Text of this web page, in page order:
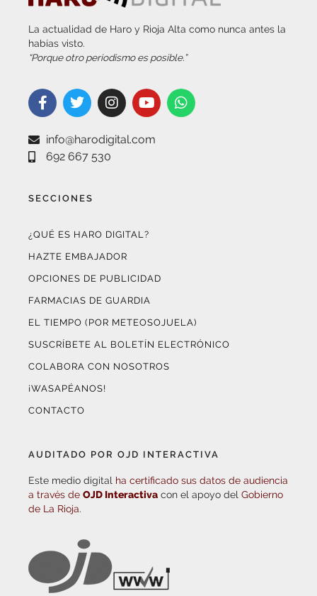
La actualidad de Haro y Rioja Alta como nunca antes la
habías visto.
“Porque otro periodismo es posible.”
info@harodigital.com
692 667 530
SECCIONES
¿QUÉ ES HARO DIGITAL?
HAZTE EMBAJADOR
OPCIONES DE PUBLICIDAD
FARMACIAS DE GUARDIA
EL TIEMPO (POR METEOSOJUELA)
SUSCRÍBETE AL BOLETÍN ELECTRÓNICO
COLABORA CON NOSOTROS
¡WASAPÉANOS!
CONTACTO
AUDITADO POR OJD INTERACTIVA
Este medio digital ha certificado sus datos de audiencia
a través de OJD Interactiva con el apoyo del Gobierno
de La Rioja.